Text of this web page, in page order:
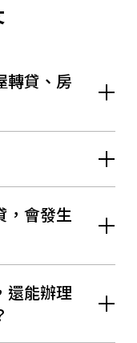
轉貸、房
，會發生
還能辦理